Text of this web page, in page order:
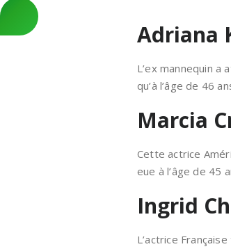
Adriana
L’ex mannequin a
qu’à l’âge de 46
Marcia
Cette actrice
eue à l’âge de 45
Ingrid
L’actrice